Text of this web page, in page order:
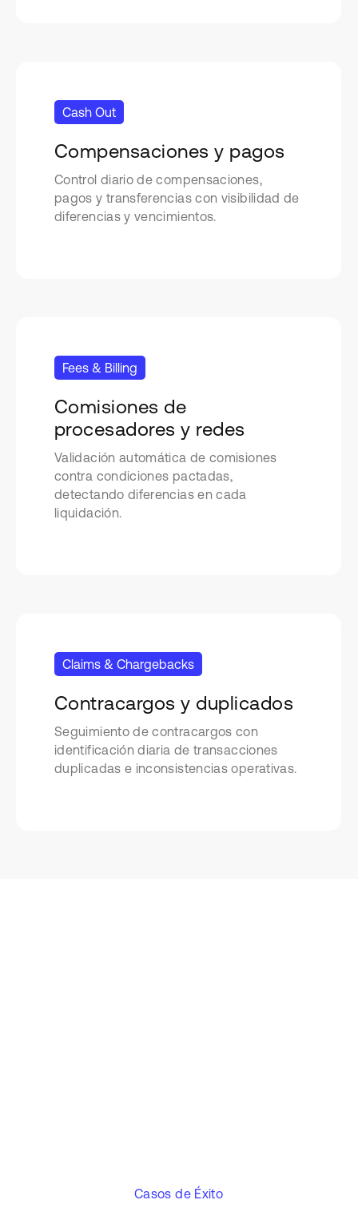
Cash Out
Compensaciones y pagos
Control diario de compensaciones,
pagos y transferencias con visibilidad de
diferencias y vencimientos.
Fees & Billing
Comisiones de
procesadores y redes
Validación automática de comisiones
contra condiciones pactadas,
detectando diferencias en cada
liquidación.
Claims & Chargebacks
Contracargos y duplicados
Seguimiento de contracargos con
identificación diaria de transacciones
duplicadas e inconsistencias operativas.
Casos de Éxito